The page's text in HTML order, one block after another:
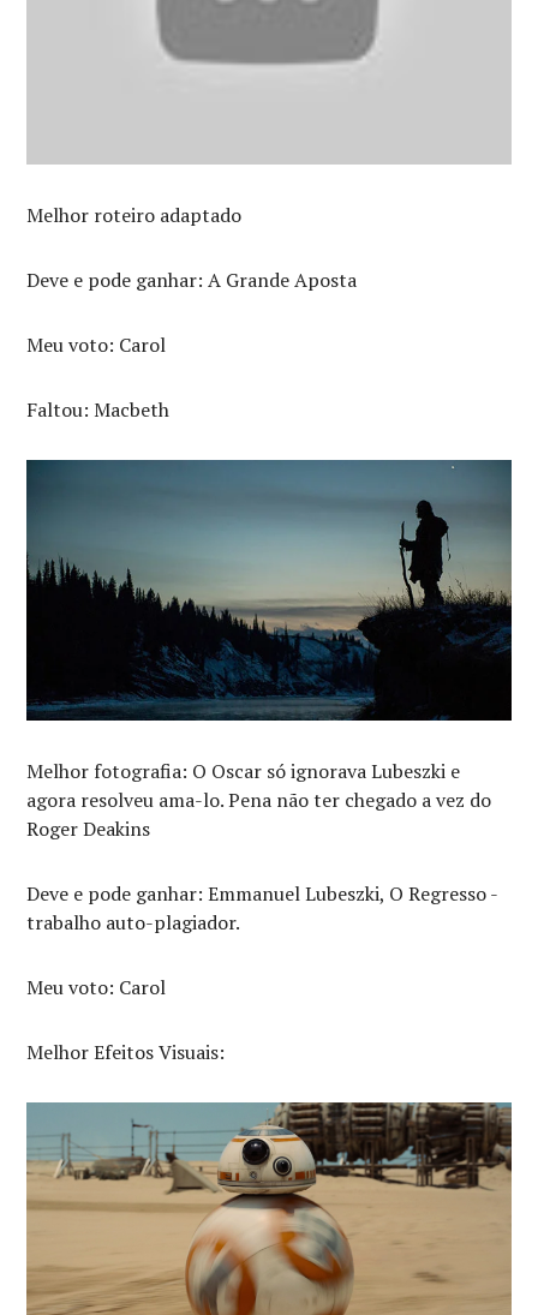
Melhor roteiro adaptado
Deve e pode ganhar: A Grande Aposta
Meu voto: Carol
Faltou: Macbeth
Melhor fotografia: O Oscar só ignorava Lubeszki e
agora resolveu ama-lo. Pena não ter chegado a vez do
Roger Deakins
Deve e pode ganhar: Emmanuel Lubeszki, O Regresso -
trabalho auto-plagiador.
Meu voto: Carol
Melhor Efeitos Visuais: